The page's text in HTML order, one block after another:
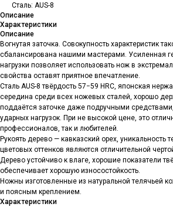
Сталь: AUS-8
Описание
Характеристики
Описание
Вогнутая заточка. Совокупность характеристик
сбалансирована нашими мастерами. Усиленная
нагрузки позволяет использовать нож в
свойства оставят приятное впечатление.
Сталь АUS-8 твёрдость 57−59 HRC, японская
середина среди всех ножевых сталей, хорошо
поддаётся заточке даже подручными
ударных нагрузок. При не высокой цене, это
профессионалов, так и любителей.
Рукоять дерево — кавказский орех, уникальность
цветовых оттенков являются отличительной
Дерево устойчиво к влаге, хорошие показатели
обеспечивает хорошую износостойкость.
Ножны изготовленные из натуральной телячьей
и поясным креплением.
Характеристики